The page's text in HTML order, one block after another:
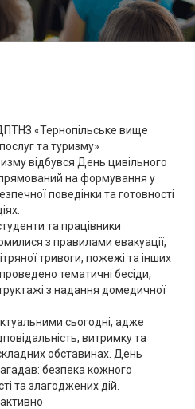
«Тернопільське вище
та туризму»
відбувся День цивільного
на формування у
поведінки та готовності
та працівники
з правилами евакуації,
тривоги, пожежі та інших
тематичні бесіди,
з надання домедичної
сьогодні, адже
витримку та
обставинах. День
безпека кожного
та злагоджених дій.